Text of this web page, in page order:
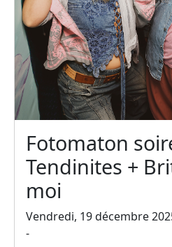
Fotomaton
Tendinites +
moi
Vendredi, 19 décembre
-